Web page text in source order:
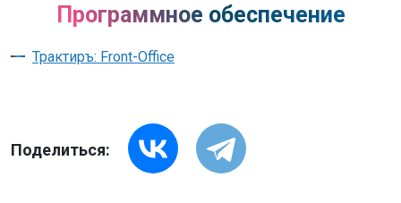
Программное обеспечение
Трактиръ: Front-Office
Поделиться: